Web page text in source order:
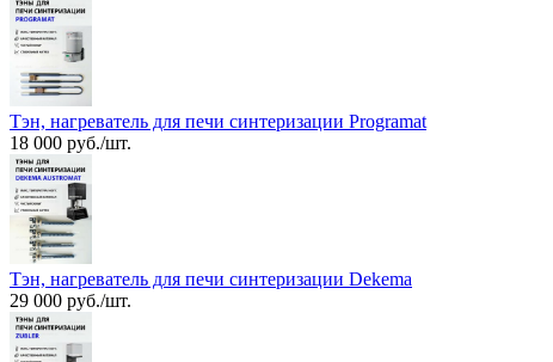
Тэн, нагреватель для печи синтеризации Programat
18 000 руб./шт.
Тэн, нагреватель для печи синтеризации Dekema
29 000 руб./шт.